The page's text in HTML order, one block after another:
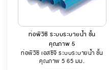
ท่อพีวีซี ระบบระบายน้ำ ชั้น
คุณภาพ 5
ท่อพีวีซี เอสซีจี ระบบระบายน้ำ ชั้น
คุณภาพ 5 65 มม.